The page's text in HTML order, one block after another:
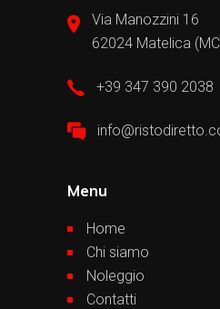
Via Manozzini 16
62024 Matelica
+39 347 390 2038
Menu
Home
Chi siamo
Noleggio
Contatti